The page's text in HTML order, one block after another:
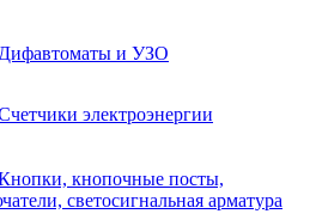
Дифавтоматы и УЗО
электроэнергии
кнопочные посты,
светосигнальная арматура